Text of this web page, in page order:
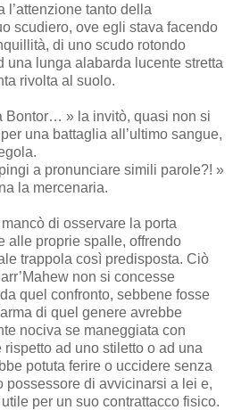
l’attenzione tanto della
scudiero, ove egli stava facendo
di uno scudo rotondo
una lunga alabarda lucente stretta
rivolta al suolo.
Bontor… » la invitò, quasi non si
una battaglia all’ultimo sangue,
a pronunciare simili parole?! »
la mercenaria.
di osservare la porta
alle proprie spalle, offrendo
trappola così predisposta. Ciò
non si concesse
quel confronto, sebbene fosse
di quel genere avrebbe
nociva se maneggiata con
ad uno stiletto o ad una
potuta ferire o uccidere senza
possessore di avvicinarsi a lei e,
per un suo contrattacco fisico.